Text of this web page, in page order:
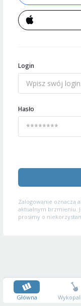
Login
Hasło
Zalogowanie oznacza
aktualnym brzmieniu.
prosimy o
Główna